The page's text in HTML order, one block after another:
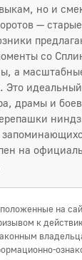
но и
—
со
а
идеальный
драмы и
на
на
к